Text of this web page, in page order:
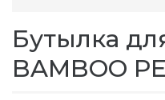
Бутылка
BAMBOO